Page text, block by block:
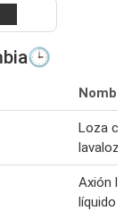
Nombre
Loza
lavaloza
Axión
líquido